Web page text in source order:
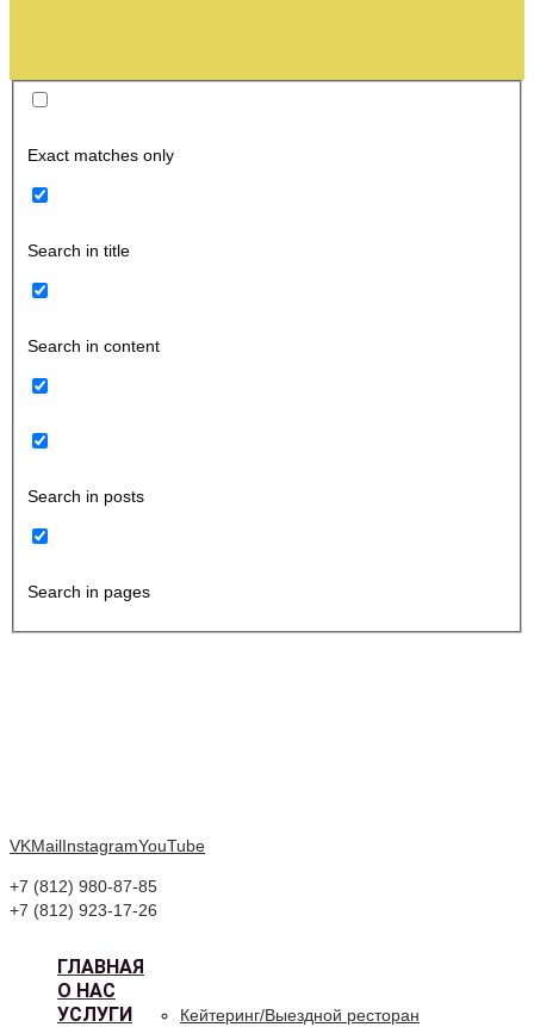
Exact matches only
Search in title
Search in content
Search in posts
Search in pages
VKMailInstagramYouTube
+7 (812) 980-87-85
+7 (812) 923-17-26
ГЛАВНАЯ
О НАС
УСЛУГИ
Кейтеринг/Выездной ресторан